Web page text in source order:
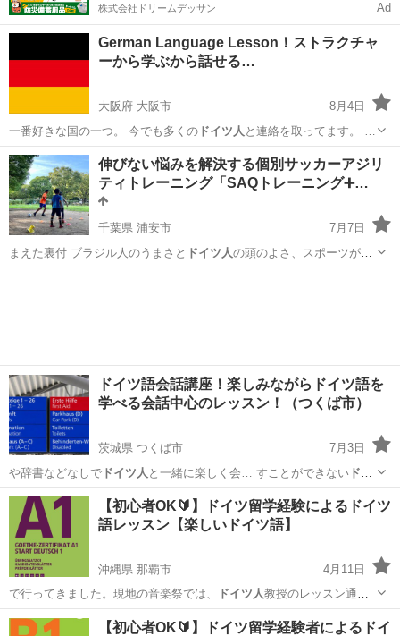
株式会社ドリームデッサン Ad
German Language Lesson！ストラクチャ
ーから学ぶから話せる…
大阪府 大阪市
8月4日
一番好きな国の一つ。 今でも多くのドイツ人
大阪 大阪市 その他語学 ドイツ語
伸びない悩みを解決する個別サッカーアジリ
ティトレーニング「SAQトレーニング➕…
千葉県 浦安市
7月7日
まえた裏付 ブラジル人のうまさと ドイツ人の頭のよさ、スポーツが上
ドイツ語会話講座！楽しみながらドイツ語を
学べる会話中心のレッスン！（つくば市）
茨城県 つくば市
7月3日
や辞書などなしでドイツ人 と一緒に楽しく会… すことができないドイ
ツ人とのネイティブ会…
茨城 つくば市 その他語学 ドイツ語
【初心者OK🔰】ドイツ留学経験によるドイツ
語レッスン【楽しいドイツ語】
沖縄県 那覇市
4月11日
で行ってきました。現地の音楽祭では、
ドイツ人教授のレッスン通訳
（独→日）を担当し…
沖縄 那覇市 その他 ドイツ語
【初心者OK🔰】ドイツ留学経験者によるドイ